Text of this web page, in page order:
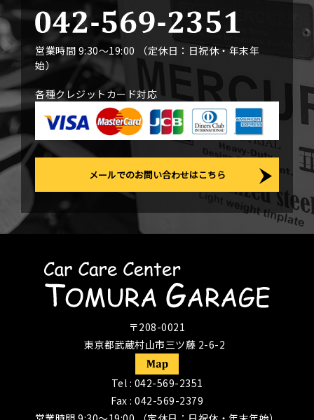
営業時間 9:30〜19:00 （定休日：日祝休・年末年
始）
各種クレジットカード対応
メールでのお問い合わせはこちら
〒208-0021
東京都武蔵村山市三ツ藤 2-6-2
Tel : 042-569-2351
Fax : 042-569-2379